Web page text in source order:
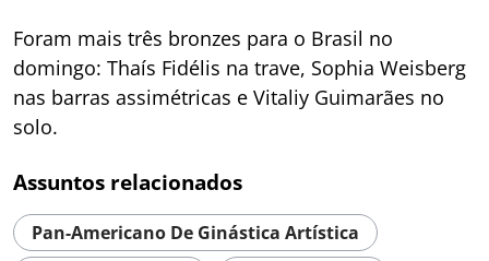
Foram mais três bronzes para o Brasil no
domingo: Thaís Fidélis na trave, Sophia Weisberg
nas barras assimétricas e Vitaliy Guimarães no
solo.
Assuntos relacionados
Pan-Americano De Ginástica Artística